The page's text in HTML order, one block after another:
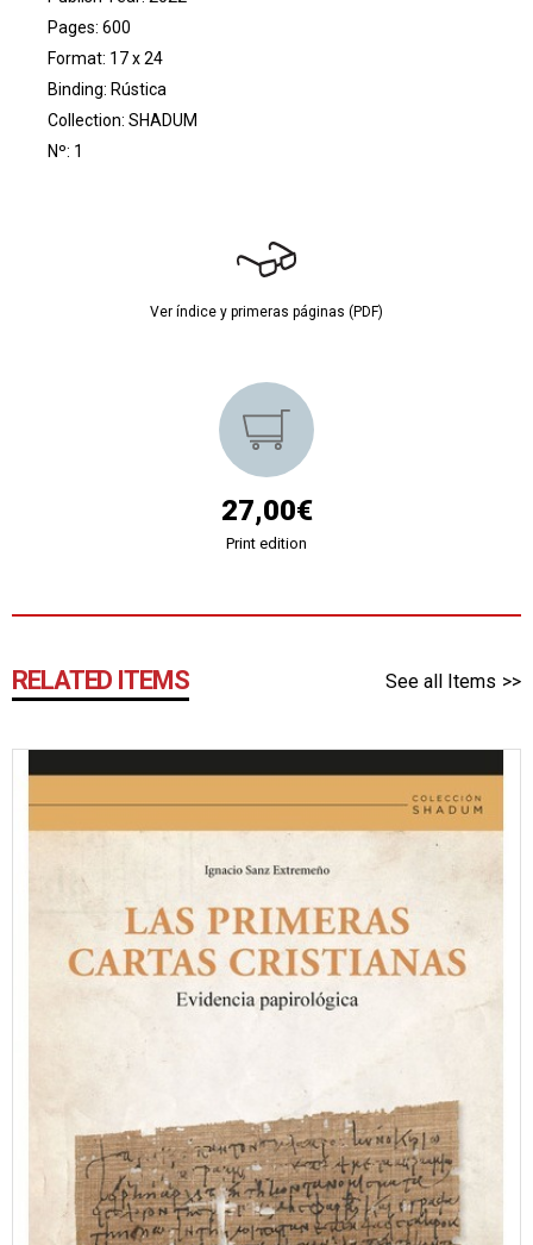
Pages: 600
Format: 17 x 24
Binding: Rústica
Collection: SHADUM
Nº: 1
Ver índice y primeras páginas (PDF)
27,00€
Print edition
RELATED ITEMS See all Items